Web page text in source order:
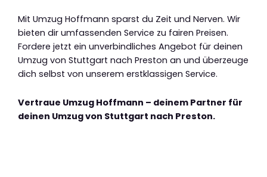
Mit Umzug Hoffmann sparst du Zeit und Nerven. Wir
bieten dir umfassenden Service zu fairen Preisen.
Fordere jetzt ein unverbindliches Angebot für deinen
Umzug von Stuttgart nach Preston an und überzeuge
dich selbst von unserem erstklassigen Service.
Vertraue Umzug Hoffmann – deinem Partner für
deinen Umzug von Stuttgart nach Preston.